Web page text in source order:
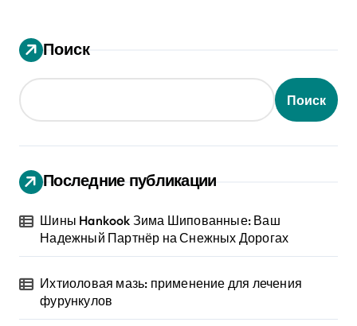
Поиск
Поиск
Последние публикации
Шины Hankook Зима Шипованные: Ваш
Надежный Партнёр на Снежных Дорогах
Ихтиоловая мазь: применение для лечения
фурункулов